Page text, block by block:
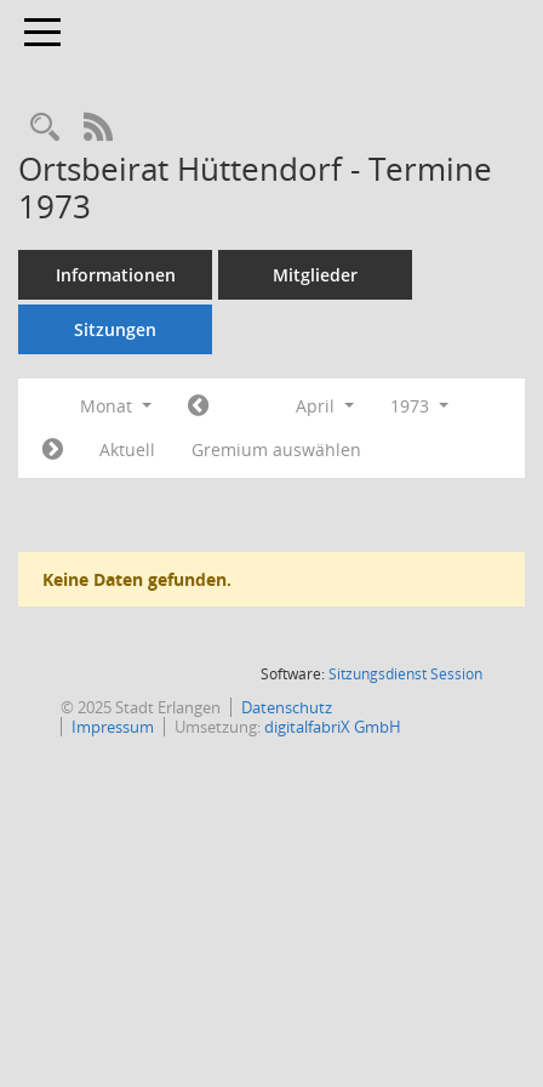
Toggle navigation
Rechercheauswahl
RSS-Feed
Ortsbeirat Hüttendorf - Termine
1973
Informationen Mitglieder
Sitzungen
Monat April
1973
Aktuell
Gremium auswählen
Keine Daten gefunden.
Software:SitzungsdienstSession(Wird in
© 2025 Stadt Erlangen
Datenschutz
Impressum
Umsetzung:digitalfabriX GmbH